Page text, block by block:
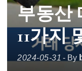
부동산
11가지
2024-05-31 - By